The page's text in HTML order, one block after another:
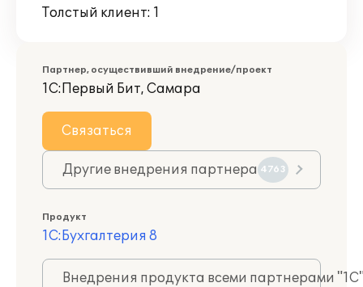
Толстый клиент: 1
Партнер, осуществивший внедрение/проект
1С:Первый Бит, Самара
Связаться
Другие внедрения партнера 4763
Продукт
1С:Бухгалтерия 8
Внедрения продукта всеми партнерами